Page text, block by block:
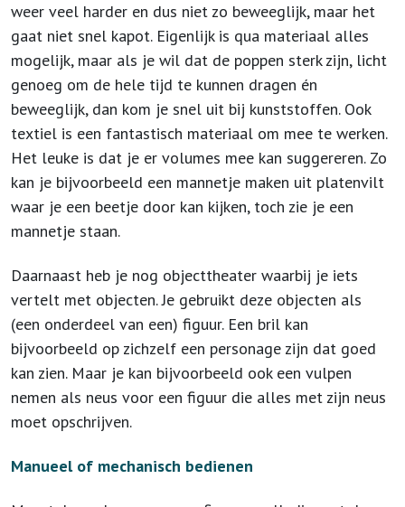
weer veel harder en dus niet zo beweeglijk, maar het
gaat niet snel kapot. Eigenlijk is qua materiaal alles
mogelijk, maar als je wil dat de poppen sterk zijn, licht
genoeg om de hele tijd te kunnen dragen én
beweeglijk, dan kom je snel uit bij kunststoffen. Ook
textiel is een fantastisch materiaal om mee te werken.
Het leuke is dat je er volumes mee kan suggereren. Zo
kan je bijvoorbeeld een mannetje maken uit platenvilt
waar je een beetje door kan kijken, toch zie je een
mannetje staan.
Daarnaast heb je nog objecttheater waarbij je iets
vertelt met objecten. Je gebruikt deze objecten als
(een onderdeel van een) figuur. Een bril kan
bijvoorbeeld op zichzelf een personage zijn dat goed
kan zien. Maar je kan bijvoorbeeld ook een vulpen
nemen als neus voor een figuur die alles met zijn neus
moet opschrijven.
Manueel of mechanisch bedienen